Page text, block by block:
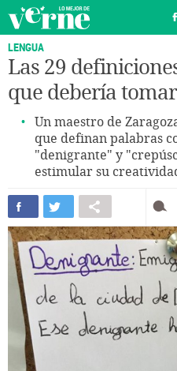
LENGUA
Las 29
que debería
Un maestro de
que definan palabras
"denigrante" y
estimular su